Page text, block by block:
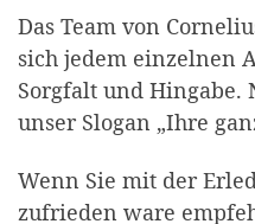
Das Team von
sich jedem einzelnen
Sorgfalt und Hingabe.
unser Slogan „Ihre
Wenn Sie mit der
zufrieden ware